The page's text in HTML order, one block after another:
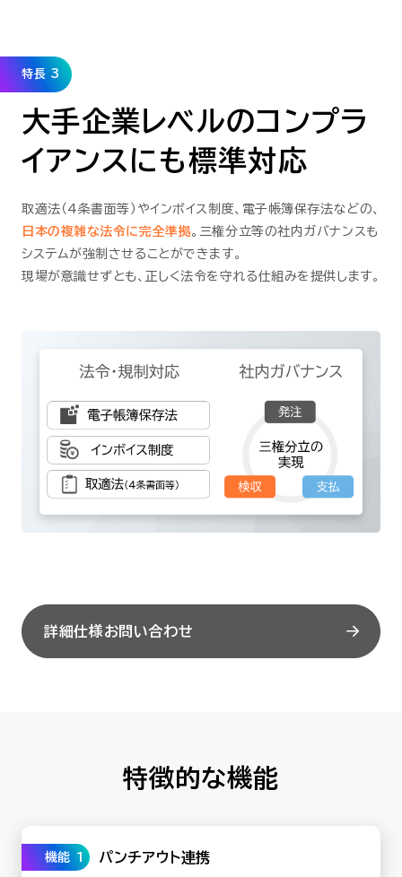
特長 3
大手企業レベルのコンプラ
イアンスにも標準対応
取適法（4条書面等）やインボイス制度、電子帳簿保存法などの、
日本の複雑な法令に完全準拠。三権分立等の社内ガバナンスも
システムが強制させることができます。
現場が意識せずとも、正しく法令を守れる仕組みを提供します。
詳細仕様お問い合わせ
特徴的な機能
機能 1 パンチアウト連携